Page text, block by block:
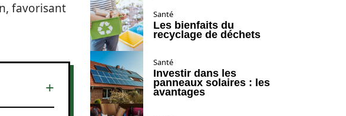
favorisant
Santé
Les bienfaits du
recyclage de déchets
Santé
Investir dans les
panneaux solaires : les
avantages